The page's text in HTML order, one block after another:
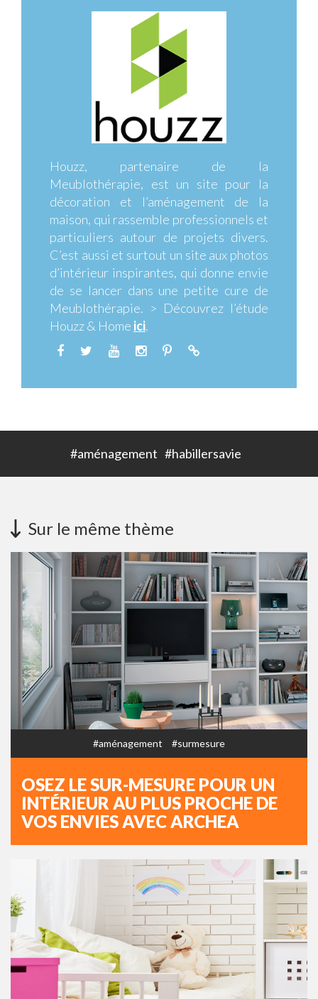
Houzz, partenaire de la
Meublothérapie, est un site pour la
décoration et l’aménagement de la
maison, qui rassemble professionnels et
particuliers autour de projets divers.
C’est aussi et surtout un site aux photos
d’intérieur inspirantes, qui donne envie
de se lancer dans une petite cure de
Meublothérapie. > Découvrez l’étude
Houzz & Home ici.
#aménagement #habillersavie
Sur le même thème
#aménagement #surmesure
OSEZ LE SUR-MESURE POUR UN
INTÉRIEUR AU PLUS PROCHE DE
VOS ENVIES AVEC ARCHEA